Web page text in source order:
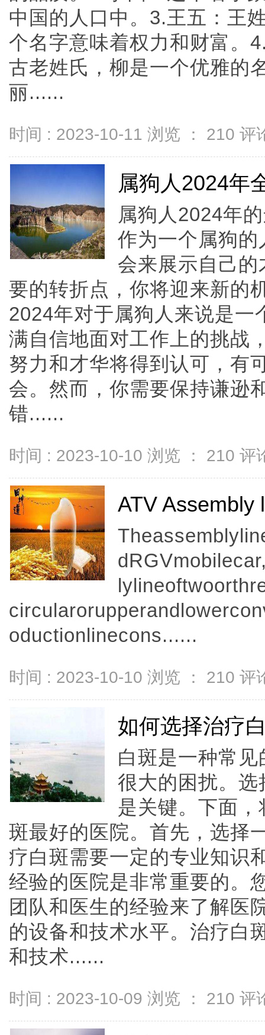
中国的人口中。3.王五：王
个名字意味着权力和财富。
古老姓氏，柳是一个优雅的
丽......
时间 : 2023-10-11 浏览 ： 210 评
属狗人2024年
属狗人2024年
作为一个属狗
会来展示自己
要的转折点，你将迎来新的
2024年对于属狗人来说是一
满自信地面对工作上的挑战
努力和才华将得到认可，有
会。然而，你需要保持谦逊
错......
时间 : 2023-10-10 浏览 ： 210 评
ATV Assembly
oductionlinecons......
时间 : 2023-10-10 浏览 ： 210 评
如何选择治疗
白斑是一种常
很大的困扰。
是关键。下面
斑最好的医院。首先，选择
疗白斑需要一定的专业知识
经验的医院是非常重要的。
团队和医生的经验来了解医
的设备和技术水平。治疗白
和技术......
时间 : 2023-10-09 浏览 ： 210 评